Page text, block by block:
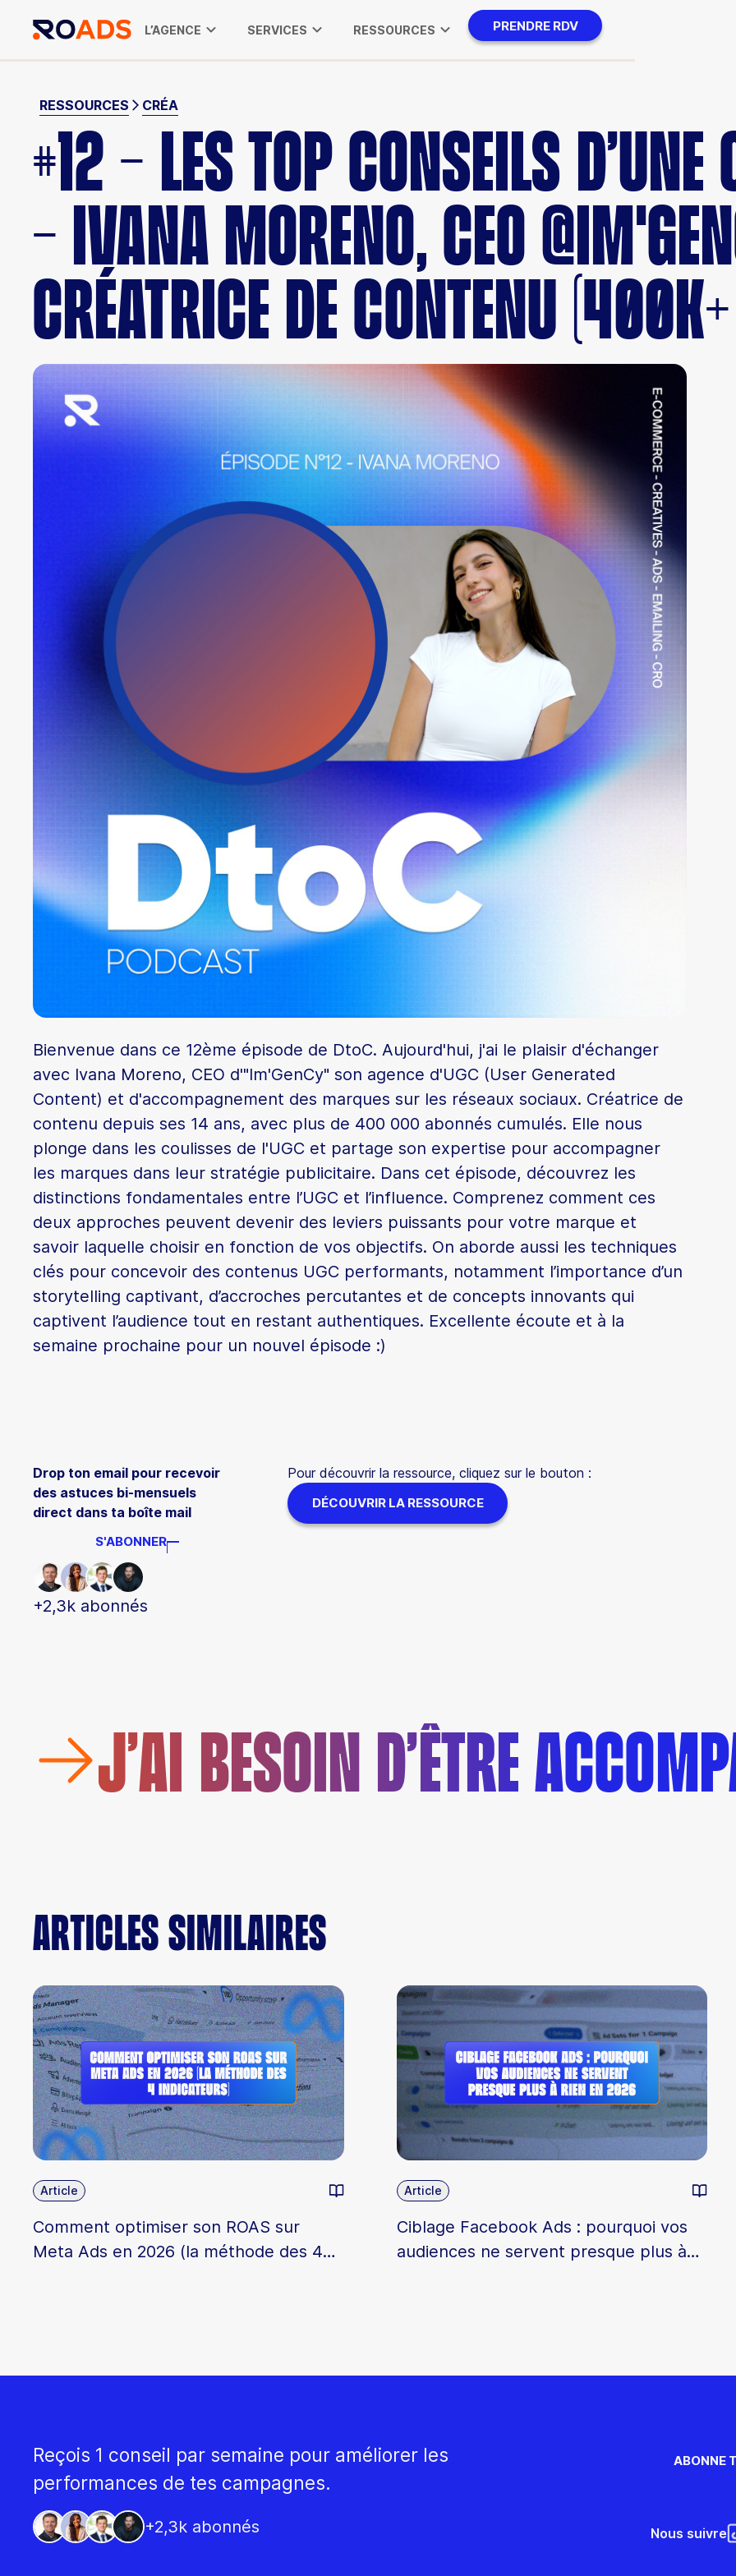
L’AGENCE SERVICES RESSOURCES PRENDRE RDV
RESSOURCES CRÉA
#12 - LES TOP CONSEILS D’UNE
- IVANA MORENO, CEO
CRÉATRICE DE CONTENU
Bienvenue dans ce 12ème épisode de DtoC. Aujourd'hui, j'ai le plaisir d'échanger
avec Ivana Moreno, CEO d'"Im'GenCy" son agence d'UGC (User Generated
Content) et d'accompagnement des marques sur les réseaux sociaux. Créatrice de
contenu depuis ses 14 ans, avec plus de 400 000 abonnés cumulés. Elle nous
plonge dans les coulisses de l'UGC et partage son expertise pour accompagner
les marques dans leur stratégie publicitaire. Dans cet épisode, découvrez les
distinctions fondamentales entre l’UGC et l’influence. Comprenez comment ces
deux approches peuvent devenir des leviers puissants pour votre marque et
savoir laquelle choisir en fonction de vos objectifs. On aborde aussi les techniques
clés pour concevoir des contenus UGC performants, notamment l’importance d’un
storytelling captivant, d’accroches percutantes et de concepts innovants qui
captivent l’audience tout en restant authentiques. Excellente écoute et à la
semaine prochaine pour un nouvel épisode :)
Drop ton email pour recevoir
des astuces bi-mensuels
direct dans ta boîte mail
S'ABONNER
+2,3k abonnés
Pour découvrir la ressource, cliquez sur le bouton :
DÉCOUVRIR LA RESSOURCE
J’AI BESOIN D’ÊTRE
Articles similaires
Article
Comment optimiser son ROAS sur
Meta Ads en 2026 (la méthode des 4
Article
Ciblage Facebook Ads : pourquoi vos
audiences ne servent presque plus à
Reçois 1 conseil par semaine pour améliorer les
performances de tes campagnes.
+2,3k abonnés
ABONNE
Nous suivre